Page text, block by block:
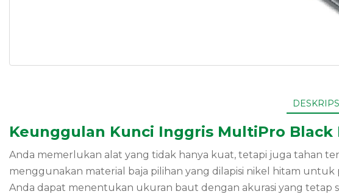
Keunggulan Kunci Inggris MultiPro Black
Anda memerlukan alat yang tidak hanya kuat, tetapi juga tahan
menggunakan material baja pilihan yang dilapisi nikel hitam
Anda dapat menentukan ukuran baut dengan akurasi yang tetap